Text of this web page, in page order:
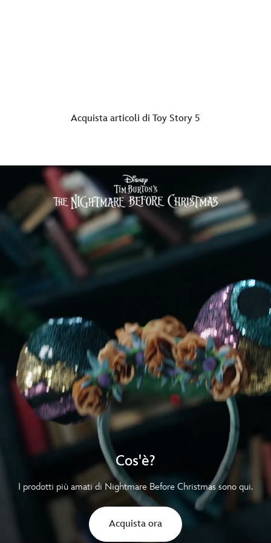
Acquista articoli di Toy Story 5
Cos'è?
I prodotti più amati di Nightmare Before Christmas sono qui.
Acquista ora